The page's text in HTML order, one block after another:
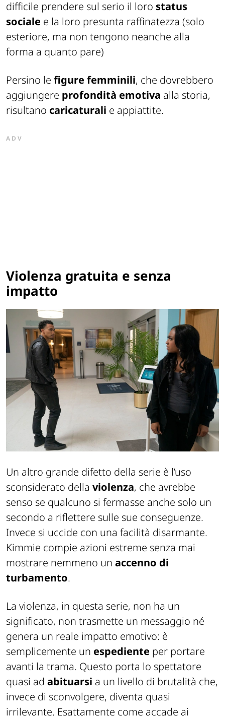
difficile prendere sul serio il loro status
sociale e la loro presunta raffinatezza (solo
esteriore, ma non tengono neanche alla
forma a quanto pare)
Persino le figure femminili, che dovrebbero
aggiungere profondità emotiva alla storia,
risultano caricaturali e appiattite.
ADV
Violenza gratuita e senza
impatto
Un altro grande difetto della serie è l’uso
sconsiderato della violenza, che avrebbe
senso se qualcuno si fermasse anche solo un
secondo a riflettere sulle sue conseguenze.
Invece si uccide con una facilità disarmante.
Kimmie compie azioni estreme senza mai
mostrare nemmeno un accenno di
turbamento.
La violenza, in questa serie, non ha un
significato, non trasmette un messaggio né
genera un reale impatto emotivo: è
semplicemente un espediente per portare
avanti la trama. Questo porta lo spettatore
quasi ad abituarsi a un livello di brutalità che,
invece di sconvolgere, diventa quasi
irrilevante. Esattamente come accade ai